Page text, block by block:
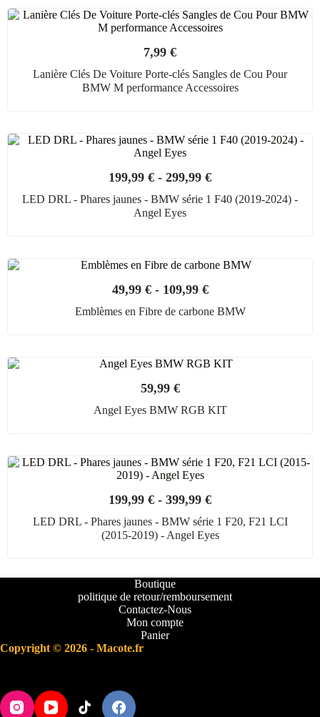
7,99 €
Lanière Clés De Voiture Porte-clés Sangles de Cou Pour
BMW M performance Accessoires
199,99 € - 299,99 €
LED DRL - Phares jaunes - BMW série 1 F40 (2019-2024) -
Angel Eyes
49,99 € - 109,99 €
Emblèmes en Fibre de carbone BMW
59,99 €
Angel Eyes BMW RGB KIT
199,99 € - 399,99 €
LED DRL - Phares jaunes - BMW série 1 F20, F21 LCI
(2015-2019) - Angel Eyes
Boutique
politique de retour/remboursement
Contactez-Nous
Mon compte
Panier
Copyright © 2026 - Macote.fr